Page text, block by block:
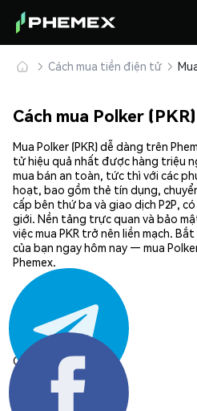
Cách mua tiền điện tử
Cách mua Polker
Mua Polker (PKR) dễ dàng trên
tử hiệu quả nhất được hàng triệu
mua bán an toàn, tức thì với các
hoạt, bao gồm thẻ tín dụng,
cấp bên thứ ba và giao dịch P2P,
giới. Nền tảng trực quan và bảo
việc mua PKR trở nên liền mạch.
của bạn ngay hôm nay — mua
Phemex.
Chia sẻ: